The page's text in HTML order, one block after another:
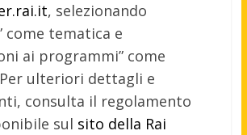
, selezionando
come tematica e
ai programmi” come
Per ulteriori dettagli e
consulta il regolamento
sul sito della Rai